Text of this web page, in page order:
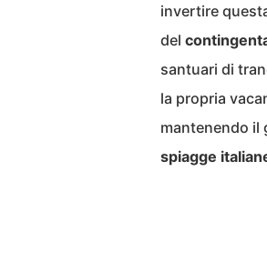
invertire
del
santuari di
la propria
mantenendo il
spiagge